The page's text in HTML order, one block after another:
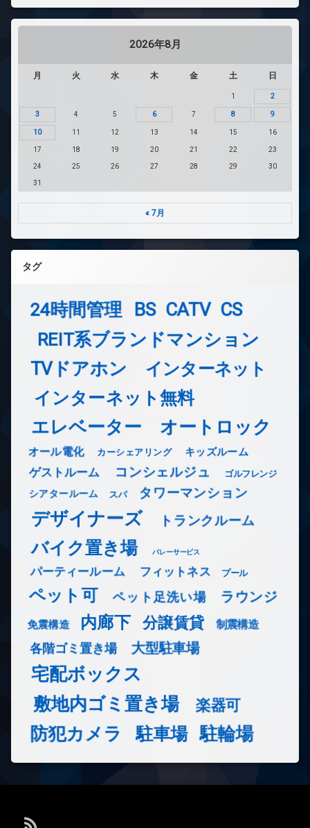
2026年8月
月 火 水 木 金 土 日
1 2
3 4 5 6 7 8 9
10 11 12 13 14 15 16
17 18 19 20 21 22 23
24 25 26 27 28 29 30
31
« 7月
タグ
24時間管理 BS CATV CS
REIT系ブランドマンション
TVドアホン インターネット
インターネット無料
エレベーター オートロック
オール電化 カーシェアリング キッズルーム
ゲストルーム コンシェルジュ ゴルフレンジ
シアタールーム スパ タワーマンション
デザイナーズ トランクルーム
バイク置き場 バレーサービス
パーティールーム フィットネス プール
ペット可 ペット足洗い場 ラウンジ
免震構造 内廊下 分譲賃貸 制震構造
各階ゴミ置き場 大型駐車場
宅配ボックス
敷地内ゴミ置き場
楽器可
防犯カメラ 駐車場 駐輪場